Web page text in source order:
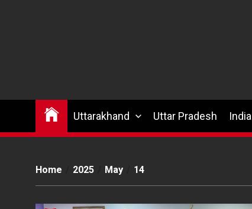
Uttarakhand Uttar Pradesh India
Home 2025 May 14